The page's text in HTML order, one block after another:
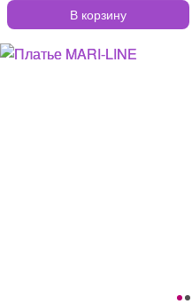
В корзину